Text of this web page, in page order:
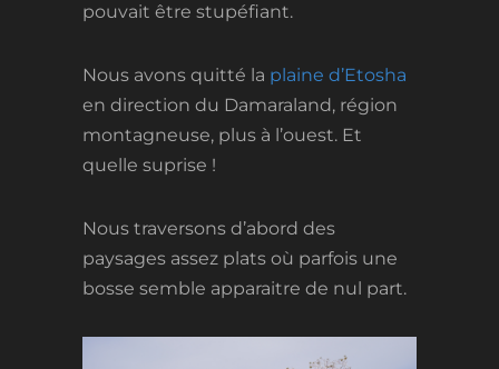
pouvait être stupéfiant.
Nous avons quitté la plaine d’Etosha
en direction du Damaraland, région
montagneuse, plus à l’ouest. Et
quelle suprise !
Nous traversons d’abord des
paysages assez plats où parfois une
bosse semble apparaitre de nul part.